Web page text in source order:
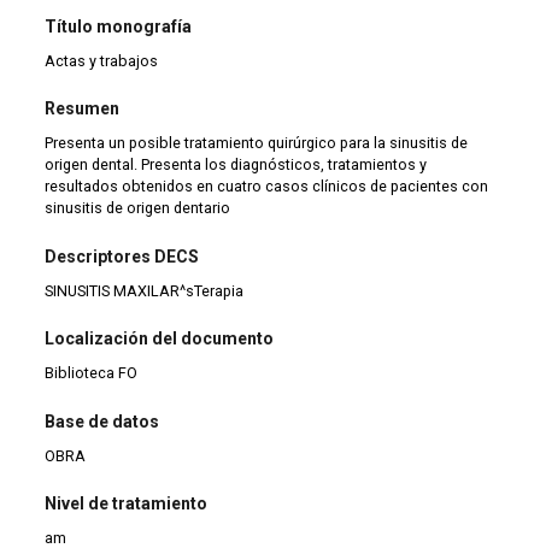
Título monografía
Actas y trabajos
Resumen
Presenta un posible tratamiento quirúrgico para la sinusitis de
origen dental. Presenta los diagnósticos, tratamientos y
resultados obtenidos en cuatro casos clínicos de pacientes con
sinusitis de origen dentario
Descriptores DECS
SINUSITIS MAXILAR^sTerapia
Localización del documento
Biblioteca FO
Base de datos
OBRA
Nivel de tratamiento
am